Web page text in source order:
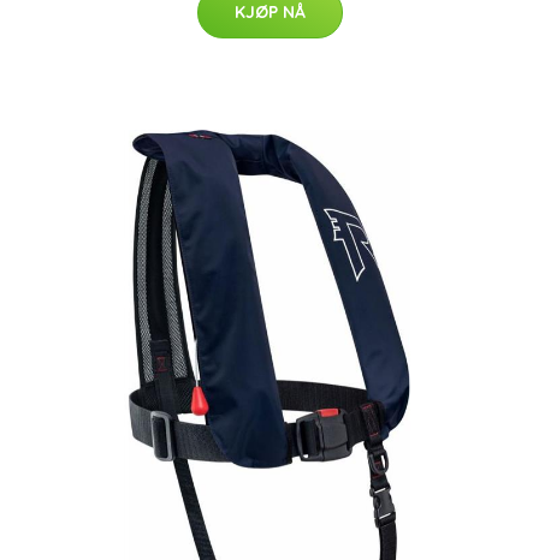
KJØP NÅ